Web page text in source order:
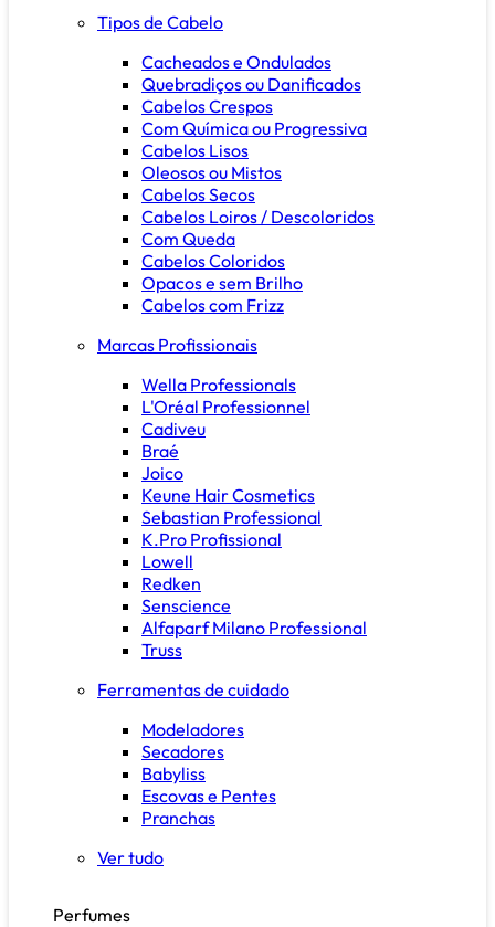
Tipos de Cabelo
Cacheados e Ondulados
Quebradiços ou Danificados
Cabelos Crespos
Com Química ou Progressiva
Cabelos Lisos
Oleosos ou Mistos
Cabelos Secos
Cabelos Loiros / Descoloridos
Com Queda
Cabelos Coloridos
Opacos e sem Brilho
Cabelos com Frizz
Marcas Profissionais
Wella Professionals
L'Oréal Professionnel
Cadiveu
Braé
Joico
Keune Hair Cosmetics
Sebastian Professional
K.Pro Profissional
Lowell
Redken
Senscience
Alfaparf Milano Professional
Truss
Ferramentas de cuidado
Modeladores
Secadores
Babyliss
Escovas e Pentes
Pranchas
Ver tudo
Perfumes